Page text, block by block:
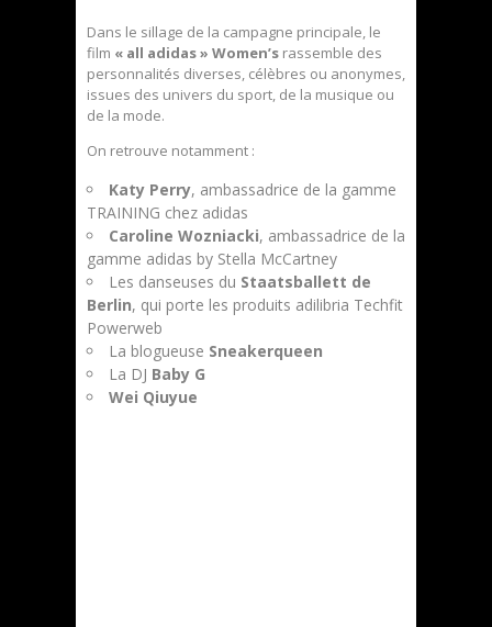
Dans le sillage de la campagne principale, le
film « all adidas » Women’s rassemble des
personnalités diverses, célèbres ou anonymes,
issues des univers du sport, de la musique ou
de la mode.
On retrouve notamment :
Katy Perry, ambassadrice de la gamme
TRAINING chez adidas
Caroline Wozniacki, ambassadrice de la
gamme adidas by Stella McCartney
Les danseuses du Staatsballett de
Berlin, qui porte les produits adilibria Techfit
Powerweb
La blogueuse Sneakerqueen
La DJ Baby G
Wei Qiuyue